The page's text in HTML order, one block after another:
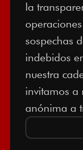
la
sospechas
indebidos
nuestra
invitamos a
anónima a